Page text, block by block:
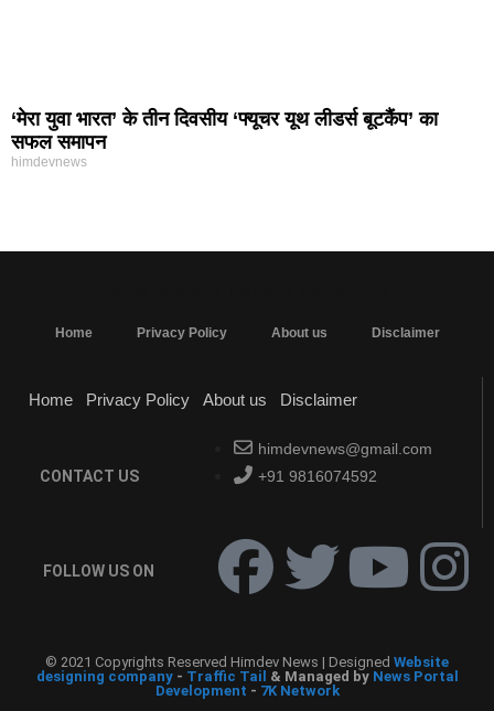
‘मेरा युवा भारत’ के तीन दिवसीय ‘फ्यूचर यूथ लीडर्स बूटकैंप’ का
सफल समापन
himdevnews
Home Privacy Policy About us Disclaimer
Home Privacy Policy About us Disclaimer
CONTACT US
himdevnews@gmail.com
+91 9816074592
FOLLOW US ON
© 2021 Copyrights Reserved Himdev News | Designed Website
designing company- Traffic Tail & Managed by News Portal
Development - 7K Network